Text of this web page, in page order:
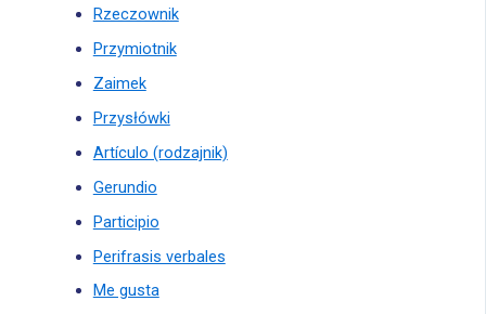
Rzeczownik
Przymiotnik
Zaimek
Przysłówki
Artículo (rodzajnik)
Gerundio
Participio
Perifrasis verbales
Me gusta